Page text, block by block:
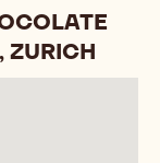
ZURICH